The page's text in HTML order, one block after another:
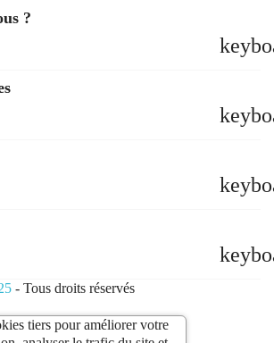
?
- Tous droits réservés
tiers pour améliorer votre